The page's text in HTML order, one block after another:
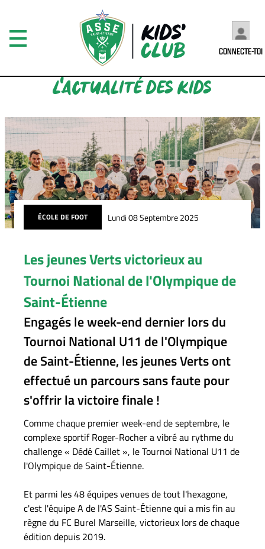
CONNECTE-TOI
L'ACTUALITÉ DES KIDS
ÉCOLE DE FOOT Lundi 08 Septembre 2025
Les jeunes Verts victorieux au
Tournoi National de l'Olympique de
Saint-Étienne
Engagés le week-end dernier lors du
Tournoi National U11 de l'Olympique
de Saint-Étienne, les jeunes Verts ont
effectué un parcours sans faute pour
s'offrir la victoire finale !
Comme chaque premier week-end de septembre, le
complexe sportif Roger-Rocher a vibré au rythme du
challenge « Dédé Caillet », le Tournoi National U11 de
l'Olympique de Saint-Étienne.
Et parmi les 48 équipes venues de tout l'hexagone,
c'est l'équipe A de l'AS Saint-Étienne qui a mis fin au
règne du FC Burel Marseille, victorieux lors de chaque
édition depuis 2019.